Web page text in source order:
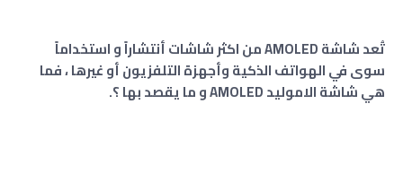
تُعد شاشة AMOLED من اكثر شاشات أنتشاراً و استخداماً
سوى في الهواتف الذكية وأجهزة التلفزيون أو غيرها ، فما
هي شاشة الاموليد AMOLED و ما يقصد بها ؟.